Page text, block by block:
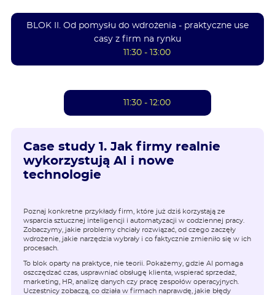
BLOK II. Od pomysłu do wdrożenia - praktyczne use
casy z firm na rynku
11:30 - 13:00
11:30 - 12:00
Case study 1. Jak firmy realnie
wykorzystują AI i nowe
technologie
Poznaj konkretne przykłady firm, które już dziś korzystają ze
wsparcia sztucznej inteligencji i automatyzacji w codziennej pracy.
Zobaczymy, jakie problemy chciały rozwiązać, od czego zaczęły
wdrożenie, jakie narzędzia wybrały i co faktycznie zmieniło się w ich
procesach.
To blok oparty na praktyce, nie teorii. Pokażemy, gdzie AI pomaga
oszczędzać czas, usprawniać obsługę klienta, wspierać sprzedaż,
marketing, HR, analizę danych czy pracę zespołów operacyjnych.
Uczestnicy zobaczą, co działa w firmach naprawdę, jakie błędy